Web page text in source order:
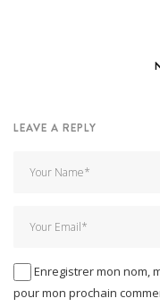
LEAVE A REPLY
Enregistrer mon nom,
pour mon prochain